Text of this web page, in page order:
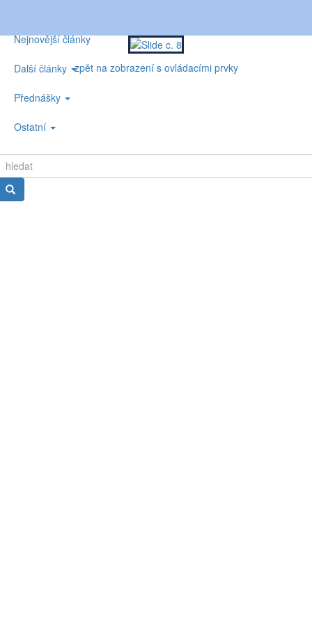
Nejnovější články
Další články
Přednášky
Ostatní
zpět na zobrazení s ovládacími prvky